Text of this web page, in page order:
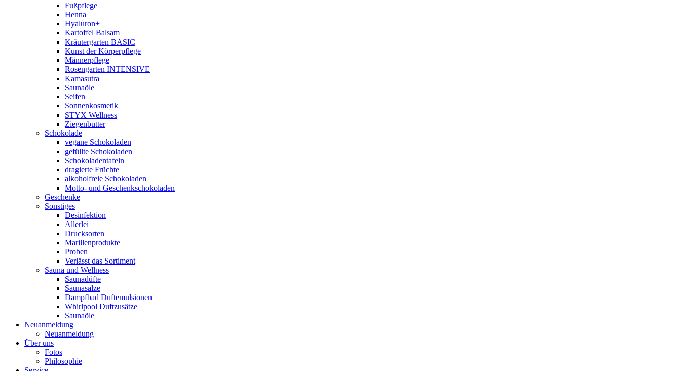
Fußpflege
Henna
Hyaluron+
Kartoffel Balsam
Kräutergarten BASIC
Kunst der Körperpflege
Männerpflege
Rosengarten INTENSIVE
Kamasutra
Saunaöle
Seifen
Sonnenkosmetik
STYX Wellness
Ziegenbutter
Schokolade
vegane Schokoladen
gefüllte Schokoladen
Schokoladentafeln
dragierte Früchte
alkoholfreie Schokoladen
Motto- und Geschenkschokoladen
Geschenke
Sonstiges
Desinfektion
Allerlei
Drucksorten
Marillenprodukte
Proben
Verlässt das Sortiment
Sauna und Wellness
Saunadüfte
Saunasalze
Dampfbad Duftemulsionen
Whirlpool Duftzusätze
Saunaöle
Neuanmeldung
Neuanmeldung
Über uns
Fotos
Philosophie